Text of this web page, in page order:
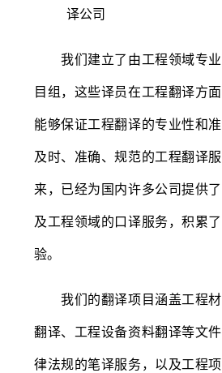
我们建立了由工程领域专业
目组，这些译员在工程翻译方
能够保证工程翻译的专业性和
及时、准确、规范的工程翻译
来，已经为国内许多公司提供
及工程领域的口译服务，积累
验。
我们的翻译项目涵盖工程材
翻译、工程设备资料翻译等文
律法规的笔译服务，以及工程